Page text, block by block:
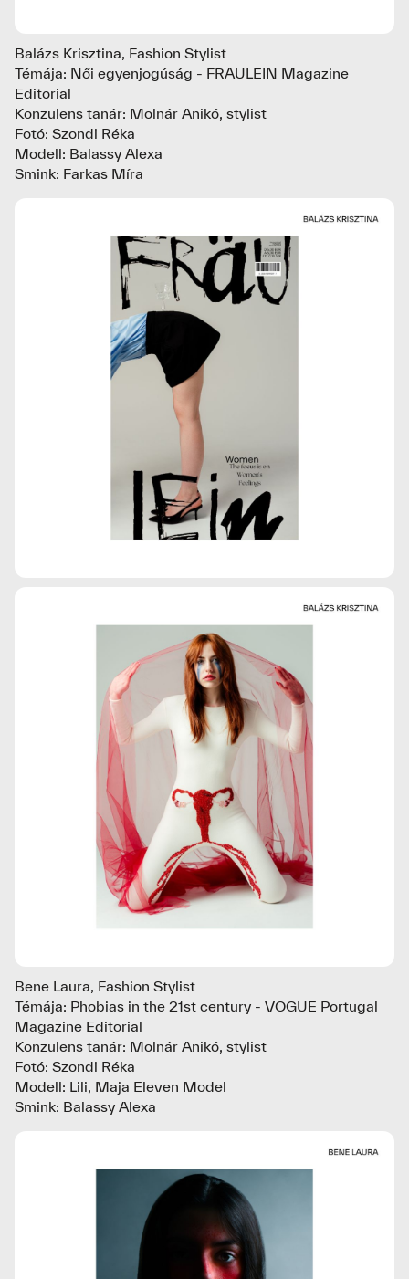
Balázs Krisztina, Fashion Stylist
Témája: Női egyenjogúság - FRAULEIN Magazine
Editorial
Konzulens tanár: Molnár Anikó, stylist
Fotó: Szondi Réka
Modell: Balassy Alexa
Smink: Farkas Míra
Bene Laura, Fashion Stylist
Témája: Phobias in the 21st century - VOGUE Portugal
Magazine Editorial
Konzulens tanár: Molnár Anikó, stylist
Fotó: Szondi Réka
Modell: Lili, Maja Eleven Model
Smink: Balassy Alexa